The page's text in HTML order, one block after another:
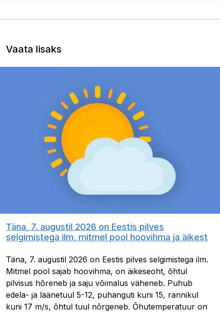
Vaata lisaks
Täna, 7. augustil 2026 on Eestis pilves
selgimistega ilm, mitmel pool hoovihma ja äikest
Täna, 7. augustil 2026 on Eestis pilves selgimistega ilm.
Mitmel pool sajab hoovihma, on äikeseoht, õhtul
pilvisus hõreneb ja saju võimalus väheneb. Puhub
edela- ja läänetuul 5-12, puhanguti kuni 15, rannikul
kuni 17 m/s, õhtul tuul nõrgeneb. Õhutemperatuur on